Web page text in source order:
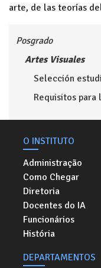
arte, de las teorías
Posgrado
Artes Visuales
Selección
Requisitos
O INSTITUTO
Administração
Como Chegar
Diretoria
Docentes do IA
Funcionários
História
DEPARTAMENTOS